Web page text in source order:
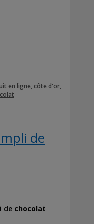
en ligne côte d'or
de
de chocolat